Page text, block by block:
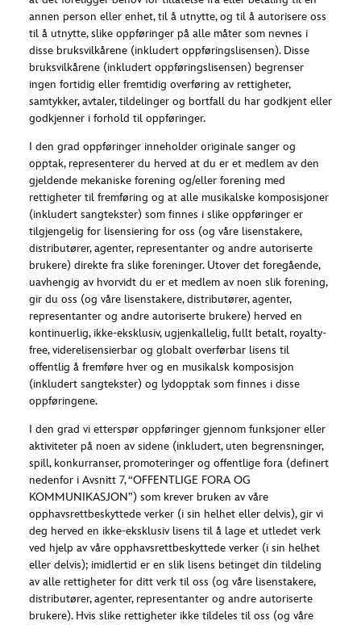
annen person eller enhet, til å utnytte, og til å autorisere oss
til å utnytte, slike oppføringer på alle måter som nevnes i
disse bruksvilkårene (inkludert oppføringslisensen). Disse
bruksvilkårene (inkludert oppføringslisensen) begrenser
ingen fortidig eller fremtidig overføring av rettigheter,
samtykker, avtaler, tildelinger og bortfall du har godkjent eller
godkjenner i forhold til oppføringer.
I den grad oppføringer inneholder originale sanger og
opptak, representerer du herved at du er et medlem av den
gjeldende mekaniske forening og/eller forening med
rettigheter til fremføring og at alle musikalske komposisjoner
(inkludert sangtekster) som finnes i slike oppføringer er
tilgjengelig for lisensiering for oss (og våre lisenstakere,
distributører, agenter, representanter og andre autoriserte
brukere) direkte fra slike foreninger. Utover det foregående,
uavhengig av hvorvidt du er et medlem av noen slik forening,
gir du oss (og våre lisenstakere, distributører, agenter,
representanter og andre autoriserte brukere) herved en
kontinuerlig, ikke-eksklusiv, ugjenkallelig, fullt betalt, royalty-
free, viderelisensierbar og globalt overførbar lisens til
offentlig å fremføre hver og en musikalsk komposisjon
(inkludert sangtekster) og lydopptak som finnes i disse
oppføringene.
I den grad vi etterspør oppføringer gjennom funksjoner eller
aktiviteter på noen av sidene (inkludert, uten begrensninger,
spill, konkurranser, promoteringer og offentlige fora (definert
nedenfor i Avsnitt 7, “OFFENTLIGE FORA OG
KOMMUNIKASJON”) som krever bruken av våre
opphavsrettbeskyttede verker (i sin helhet eller delvis), gir vi
deg herved en ikke-eksklusiv lisens til å lage et utledet verk
ved hjelp av våre opphavsrettbeskyttede verker (i sin helhet
eller delvis); imidlertid er en slik lisens betinget din tildeling
av alle rettigheter for ditt verk til oss (og våre lisenstakere,
distributører, agenter, representanter og andre autoriserte
brukere). Hvis slike rettigheter ikke tildeles til oss (og våre